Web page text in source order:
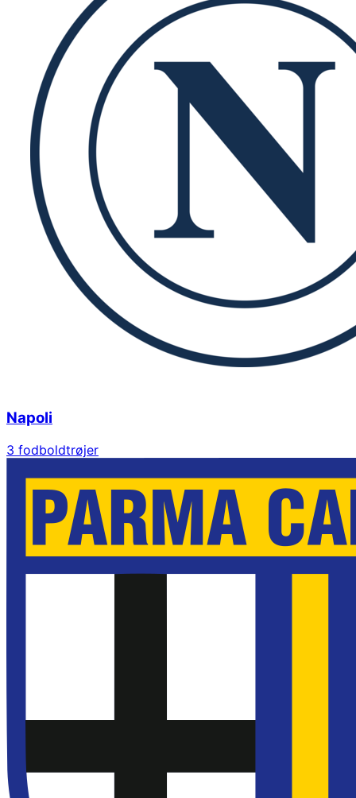
Napoli
3 fodboldtrøjer